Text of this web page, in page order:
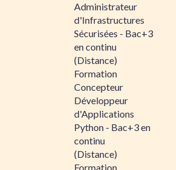
Administrateur
d'Infrastructures
Sécurisées - Bac+3
en continu
(Distance)
Formation
Concepteur
Développeur
d'Applications
Python - Bac+3 en
continu
(Distance)
Formation